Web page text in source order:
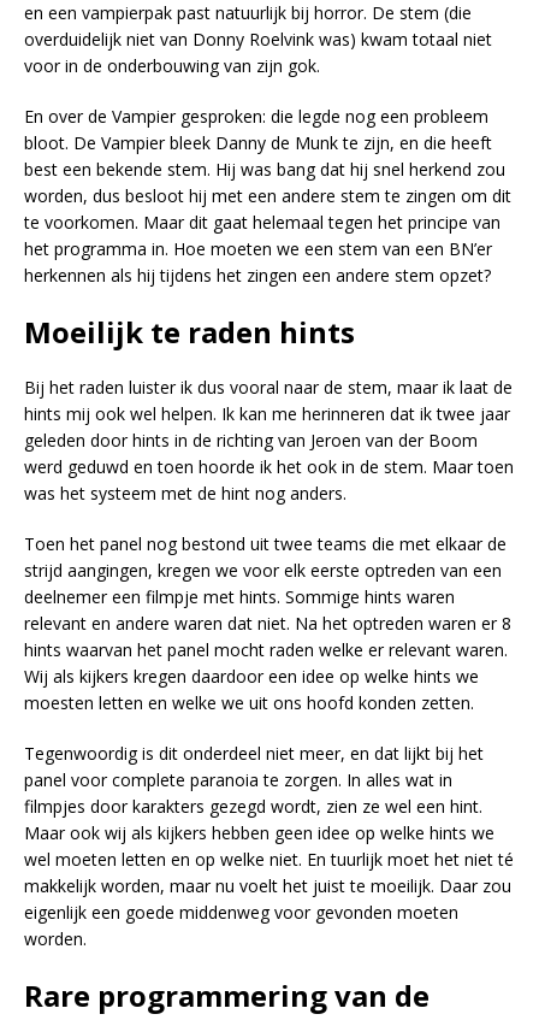
en een vampierpak past natuurlijk bij horror. De stem (die
overduidelijk niet van Donny Roelvink was) kwam totaal niet
voor in de onderbouwing van zijn gok.
En over de Vampier gesproken: die legde nog een probleem
bloot. De Vampier bleek Danny de Munk te zijn, en die heeft
best een bekende stem. Hij was bang dat hij snel herkend zou
worden, dus besloot hij met een andere stem te zingen om dit
te voorkomen. Maar dit gaat helemaal tegen het principe van
het programma in. Hoe moeten we een stem van een BN’er
herkennen als hij tijdens het zingen een andere stem opzet?
Moeilijk te raden hints
Bij het raden luister ik dus vooral naar de stem, maar ik laat de
hints mij ook wel helpen. Ik kan me herinneren dat ik twee jaar
geleden door hints in de richting van Jeroen van der Boom
werd geduwd en toen hoorde ik het ook in de stem. Maar toen
was het systeem met de hint nog anders.
Toen het panel nog bestond uit twee teams die met elkaar de
strijd aangingen, kregen we voor elk eerste optreden van een
deelnemer een filmpje met hints. Sommige hints waren
relevant en andere waren dat niet. Na het optreden waren er 8
hints waarvan het panel mocht raden welke er relevant waren.
Wij als kijkers kregen daardoor een idee op welke hints we
moesten letten en welke we uit ons hoofd konden zetten.
Tegenwoordig is dit onderdeel niet meer, en dat lijkt bij het
panel voor complete paranoia te zorgen. In alles wat in
filmpjes door karakters gezegd wordt, zien ze wel een hint.
Maar ook wij als kijkers hebben geen idee op welke hints we
wel moeten letten en op welke niet. En tuurlijk moet het niet té
makkelijk worden, maar nu voelt het juist te moeilijk. Daar zou
eigenlijk een goede middenweg voor gevonden moeten
worden.
Rare programmering van de